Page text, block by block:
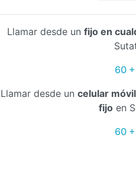
Llamar desde un fijo en
60
Llamar desde un celular
fijoen
60